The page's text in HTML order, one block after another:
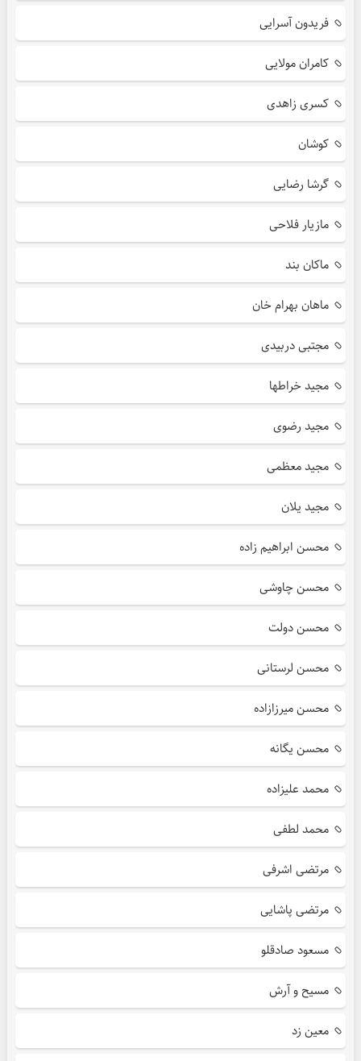
فریدون آسرایی
کامران مولایی
کسری زاهدی
کوشان
گرشا رضایی
مازیار فلاحی
ماکان بند
ماهان بهرام خان
مجتبی دربیدی
مجید خراطها
مجید رضوی
مجید معظمی
مجید یلان
محسن ابراهیم زاده
محسن چاوشی
محسن دولت
محسن لرستانی
محسن میرزازاده
محسن یگانه
محمد علیزاده
محمد لطفی
مرتضی اشرفی
مرتضی پاشایی
مسعود صادقلو
مسیح و آرش
معین زد